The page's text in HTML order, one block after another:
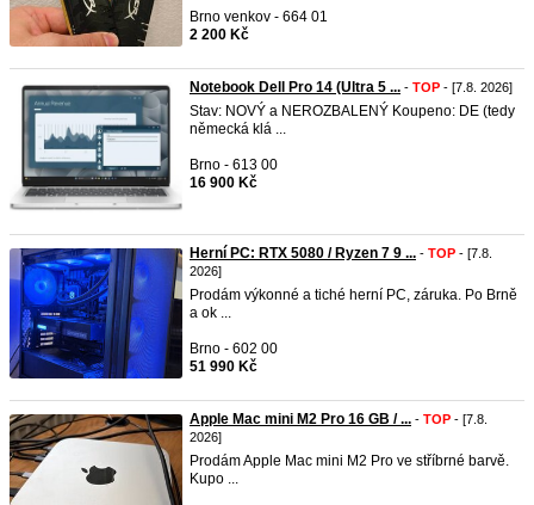
Brno venkov - 664 01
2 200 Kč
Notebook Dell Pro 14 (Ultra 5 ... - TOP - [7.8. 2026]
Stav: NOVÝ a NEROZBALENÝ Koupeno: DE (tedy
německá klá ...
Brno - 613 00
16 900 Kč
Herní PC: RTX 5080 / Ryzen 7 9 ... - TOP - [7.8.
2026]
Prodám výkonné a tiché herní PC, záruka. Po Brně
a ok ...
Brno - 602 00
51 990 Kč
Apple Mac mini M2 Pro 16 GB / ... - TOP - [7.8.
2026]
Prodám Apple Mac mini M2 Pro ve stříbrné barvě.
Kupo ...